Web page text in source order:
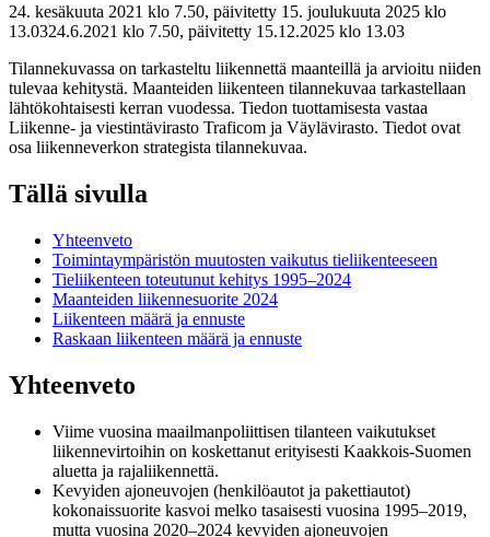
24. kesäkuuta 2021 klo 7.50, päivitetty 15. joulukuuta 2025 klo
13.0324.6.2021 klo 7.50, päivitetty 15.12.2025 klo 13.03
Tilannekuvassa on tarkasteltu liikennettä maanteillä ja arvioitu niiden
tulevaa kehitystä. Maanteiden liikenteen tilannekuvaa tarkastellaan
lähtökohtaisesti kerran vuodessa. Tiedon tuottamisesta vastaa
Liikenne- ja viestintävirasto Traficom ja Väylävirasto. Tiedot ovat
osa liikenneverkon strategista tilannekuvaa.
Tällä sivulla
Yhteenveto
Toimintaympäristön muutosten vaikutus tieliikenteeseen
Tieliikenteen toteutunut kehitys 1995–2024
Maanteiden liikennesuorite 2024
Liikenteen määrä ja ennuste
Raskaan liikenteen määrä ja ennuste
Yhteenveto
Viime vuosina maailmanpoliittisen tilanteen vaikutukset
liikennevirtoihin on koskettanut erityisesti Kaakkois-Suomen
aluetta ja rajaliikennettä.
Kevyiden ajoneuvojen (henkilöautot ja pakettiautot)
kokonaissuorite kasvoi melko tasaisesti vuosina 1995–2019,
mutta vuosina 2020–2024 kevyiden ajoneuvojen